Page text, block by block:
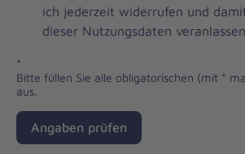
ich jederzeit widerrufen und
dieser Nutzungsdaten
*
Bitte füllen Sie alle obligatorischen (mit *
aus.
Angaben prüfen